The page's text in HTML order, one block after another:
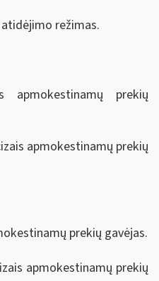
režimas.
apmokestinamų prekių
apmokestinamų prekių
prekių gavėjas.
apmokestinamų prekių